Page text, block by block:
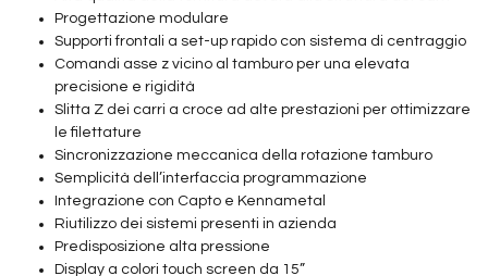
Progettazione modulare
Supporti frontali a set-up rapido con sistema di centraggio
Comandi asse z vicino al tamburo per una elevata
precisione e rigidità
Slitta Z dei carri a croce ad alte prestazioni per ottimizzare
le filettature
Sincronizzazione meccanica della rotazione tamburo
Semplicità dell’interfaccia programmazione
Integrazione con Capto e Kennametal
Riutilizzo dei sistemi presenti in azienda
Predisposizione alta pressione
Display a colori touch screen da 15”